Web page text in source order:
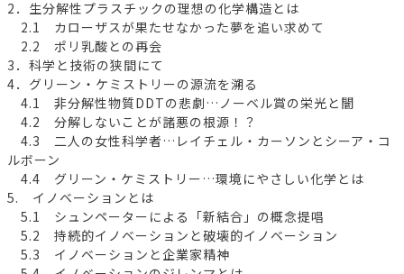
2．生分解性プラスチックの理想の化学構造とは
2.1 カローザスが果たせなかった夢を追い求めて
2.2 ポリ乳酸との再会
3．科学と技術の狭間にて
4．グリーン・ケミストリーの源流を溯る
4.1 非分解性物質DDTの悲劇…ノーベル賞の栄光と闇
4.2 分解しないことが諸悪の根源！？
4.3 二人の女性科学者…レイチェル・カーソンとシーア・コ
ルボーン
4.4 グリーン・ケミストリー…環境にやさしい化学とは
5. イノベーションとは
5.1 シュンペーターによる「新結合」の概念提唱
5.2 持続的イノベーションと破壊的イノベーション
5.3 イノベーションと企業家精神